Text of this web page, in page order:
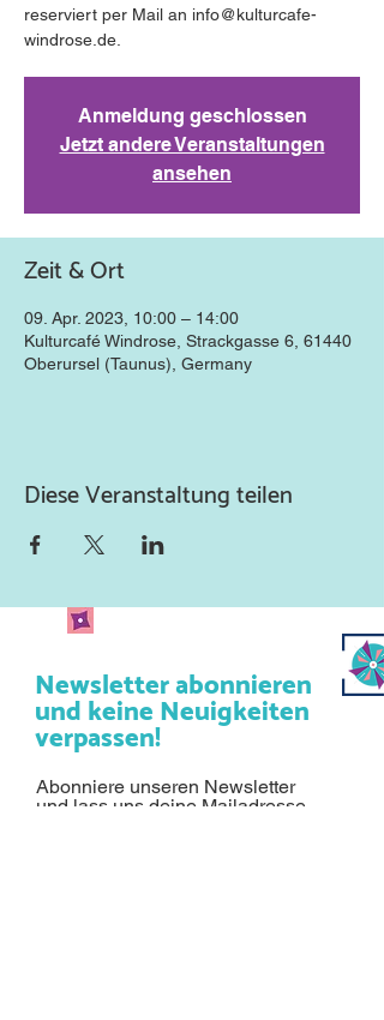
reserviert per Mail an info@kulturcafe-
windrose.de.
Anmeldung geschlossen
Jetzt andere Veranstaltungen
ansehen
Zeit & Ort
09. Apr. 2023, 10:00 – 14:00
Kulturcafé Windrose, Strackgasse 6, 61440
Oberursel (Taunus), Germany
Diese Veranstaltung teilen
Newsletter abonnieren
und keine Neuigkeiten
verpassen!
Abonniere unseren Newsletter
und lass uns deine Mailadresse